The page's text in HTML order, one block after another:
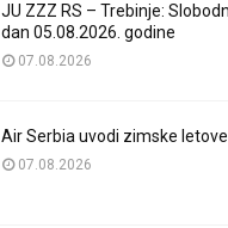
JU ZZZ RS – Trebinje:
dan 05.08.2026. godine
07.08.2026
Air Serbia uvodi zimske
07.08.2026